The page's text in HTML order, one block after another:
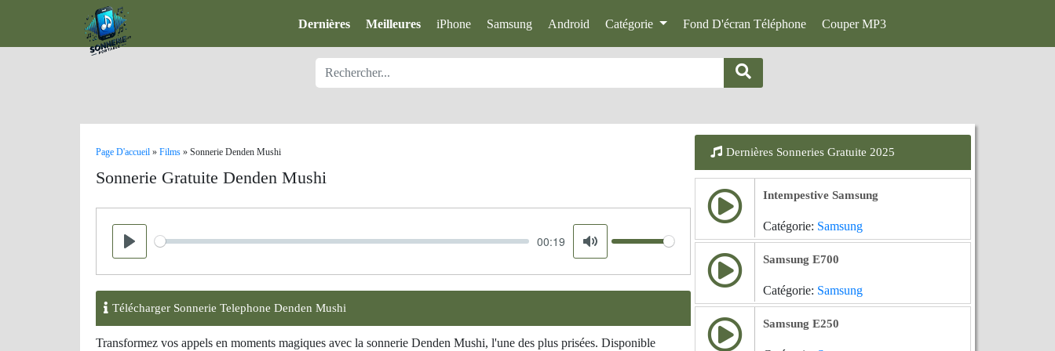
Dernières Meilleures iPhone Samsung Android Catégorie Fond D'écran Téléphone Couper MP3
Page D'accueil » Films » Sonnerie Denden Mushi
Sonnerie Gratuite Denden Mushi
Play
Seek 00:19
Mute
Volume
Télécharger Sonnerie Telephone Denden Mushi
Transformez vos appels en moments magiques avec la sonnerie Denden Mushi, l'une des plus prisées. Disponible
Dernières Sonneries Gratuite 2025
Intempestive Samsung
Catégorie: Samsung
Samsung E700
Catégorie: Samsung
Samsung E250